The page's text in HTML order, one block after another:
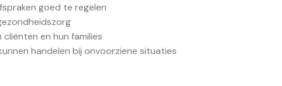
goed te regelen
en hun families
handelen bij onvoorziene situaties